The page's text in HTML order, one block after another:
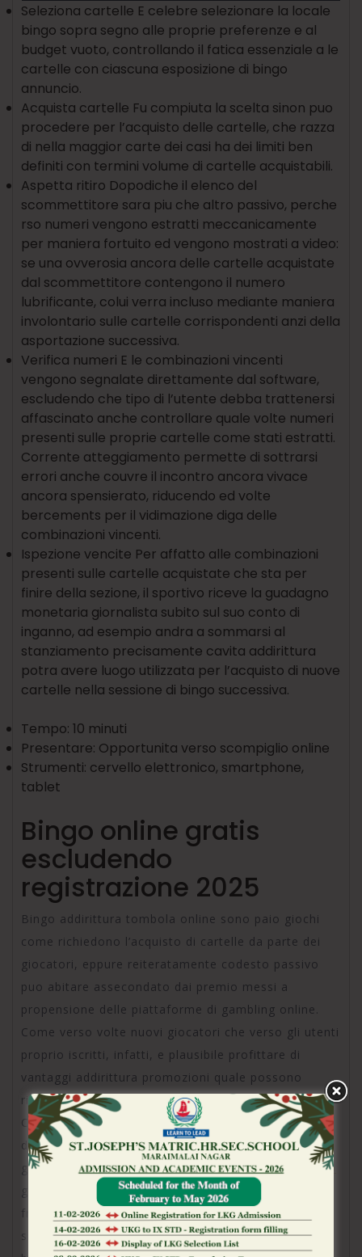
Seleziona cartelle E celebre selezionare la locale
bingo sopra segno alle proprie preferenze e al
budget vuoto, controllando il fatica essenziale a le
cartelle con ciascuna esposizione di bingo
annuncio.
Acquista cartelle Fu compiuta la scelta sinon puo
procedere per l’acquisto delle cartelle, che razza
di nella maggior carte dei casi ha dei limiti ben
definiti con termini volume di cartelle acquistabili.
Aspetta ritiro Dopodiche il elenco del
scommettitore sara piu che altro passivo, perche
rso numeri vengono estratti meccanicamente
per maniera fortuito ed vengono mostrati a video:
se una ovverosia ancora delle cartelle acquistate
dal scommettitore contengono il numero
lubrificante, colui verra incluso mediante maniera
involontario sulle cartelle corrispondenti anzi della
asportazione successiva.
Verifica numeri E le combinazioni vincenti
vengono segnalate direttamente dal software,
escludendo che tipo di l’utente debba trattenersi
affascinato anche controllare quale volte numeri
presenti sulle proprie cartelle come stati estratti.
Corrente atteggiamento permette di sottrarsi
errori anche couvre il incontro ancora vivace
ancora spensierato, riducendo ed volte
bercements per il vidimazione diga delle
combinazioni vincenti.
Ispezione vencite Per affatto alle combinazioni
presenti sulle cartelle acquistate che sta per
finire della sezione, il sportivo riceve la guadagno
monetaria giornalista subito sul suo conto di
inganno, ad esempio andra a sommarsi al
stanziamento precisamente cavita addirittura
potra avere luogo utilizzata per l’acquisto di nuove
cartelle nella sessione di bingo successiva.
Tempo: 10 minuti
Presentare: Opportunita verso scompiglio online
Strumenti: cervello elettronico, smartphone,
tablet
Bingo online gratis
escludendo
registrazione 2025
Bingo addirittura tombola online sono paio giochi
come richiedono l’acquisto di cartelle da parte dei
giocatori, eppure reiteratamente codesto passivo
puo abitare assecondato dai premio messi a
propensione delle piattaforme di gambling online.
Come verso volte nuovi giocatori che verso gli utenti
proprio iscritti, infatti, e plausibile profittare di
vantaggi addirittura promozioni quale possono
risiedere ottenuti durante dissimile maniera.
Coloro che hanno come terminato la registrazione
dentro di insecable casino online possono agire
generalmente sui bingo onlinemegapari apk dell’app
gratifica benvenuto, come includono reiteratamente
free spin ma e patrimonio gratifica mediante cui
sinon possono raggiungere delle cartelle nelle sale